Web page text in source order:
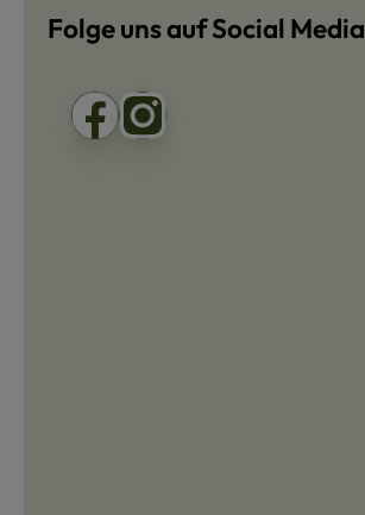
Folge uns auf Social Media